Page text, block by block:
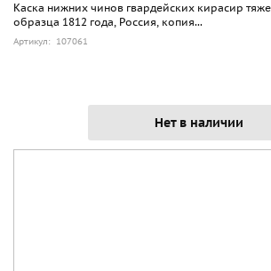
Каска нижних чинов гвардейских кирасир
образца 1812 года, Россия, копия...
Артикул: 107061
Нет в наличии